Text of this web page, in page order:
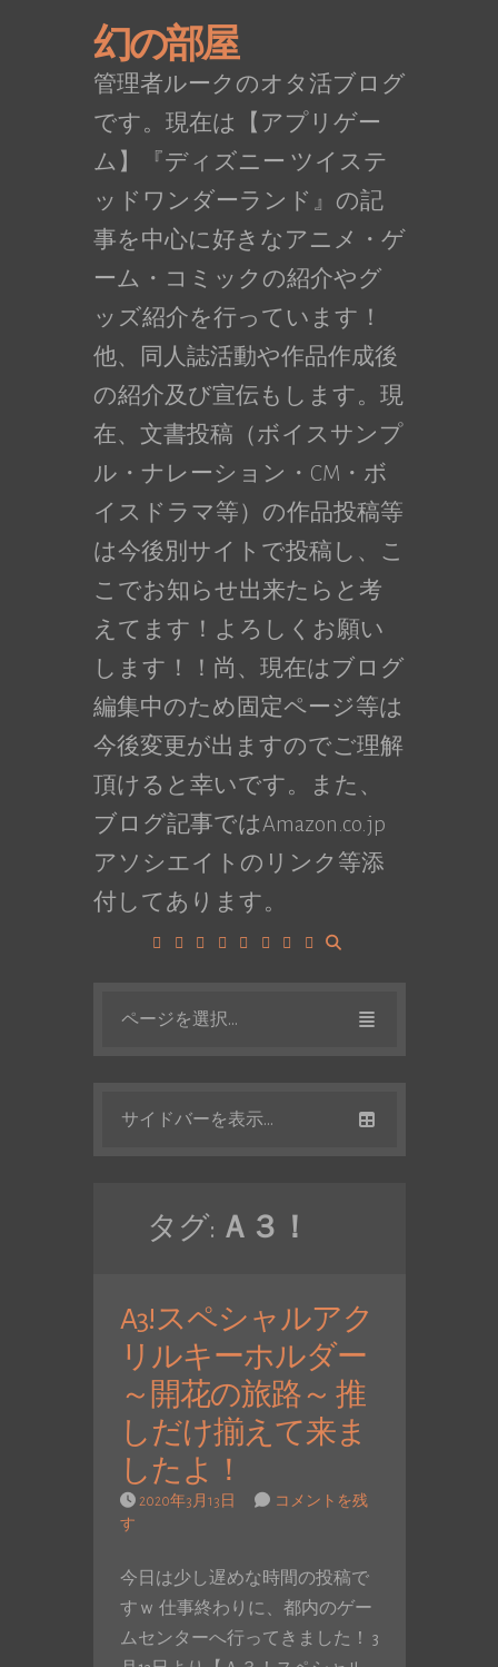
幻の部屋
管理者ルークのオタ活ブログ
です。現在は【アプリゲー
ム】『ディズニー ツイステ
ッドワンダーランド』の記
事を中心に好きなアニメ・ゲ
ーム・コミックの紹介やグ
ッズ紹介を行っています！
他、同人誌活動や作品作成後
の紹介及び宣伝もします。現
在、文書投稿（ボイスサンプ
ル・ナレーション・CM・ボ
イスドラマ等）の作品投稿等
は今後別サイトで投稿し、こ
こでお知らせ出来たらと考
えてます！よろしくお願い
します！！尚、現在はブログ
編集中のため固定ページ等は
今後変更が出ますのでご理解
頂けると幸いです。また、
ブログ記事ではAmazon.co.jp
アソシエイトのリンク等添
付してあります。
ページを選択...
サイドバーを表示...
タグ: Ａ３！
A3!スペシャルアク
リルキーホルダー
～開花の旅路～ 推
しだけ揃えて来ま
したよ！
2020年3月13日
コメントを残
す
今日は少し遅めな時間の投稿で
すｗ 仕事終わりに、都内のゲー
ムセンターへ行ってきました！ 3